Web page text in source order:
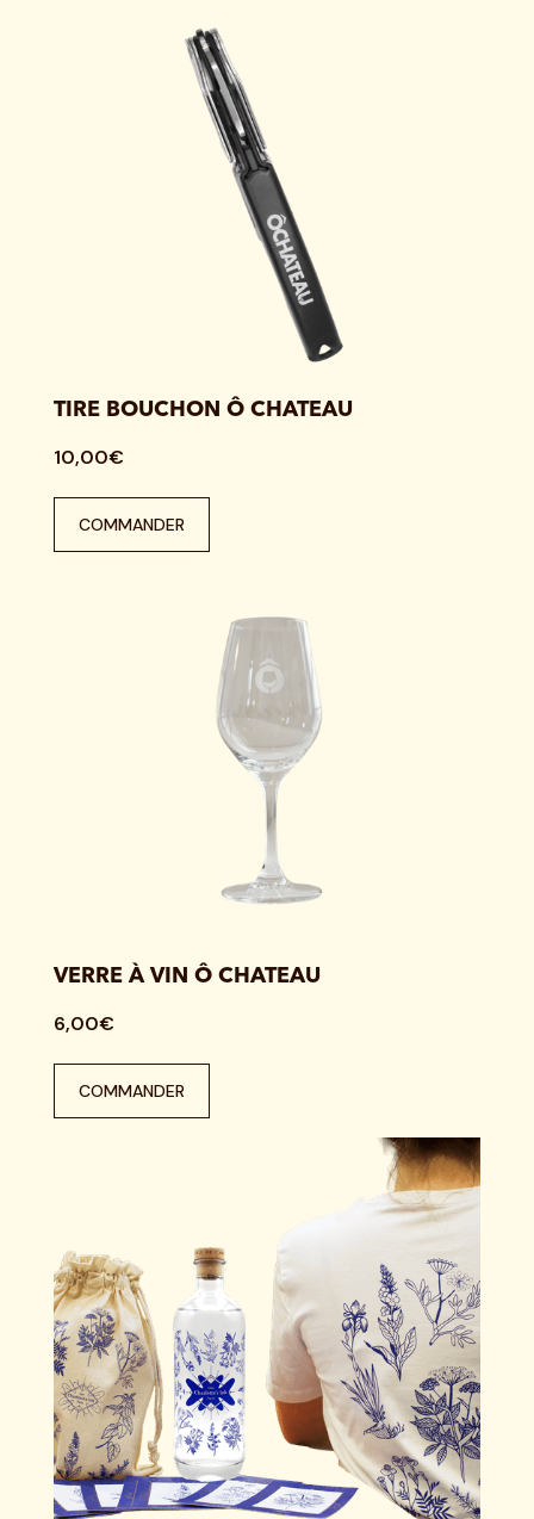
TIRE BOUCHON Ô CHATEAU
10,00€
COMMANDER
VERRE À VIN Ô CHATEAU
6,00€
COMMANDER